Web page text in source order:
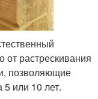
от растрескивания
позволяющие
или 10 лет.